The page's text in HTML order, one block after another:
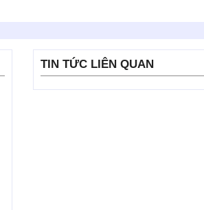
TIN TỨC LIÊN QUAN